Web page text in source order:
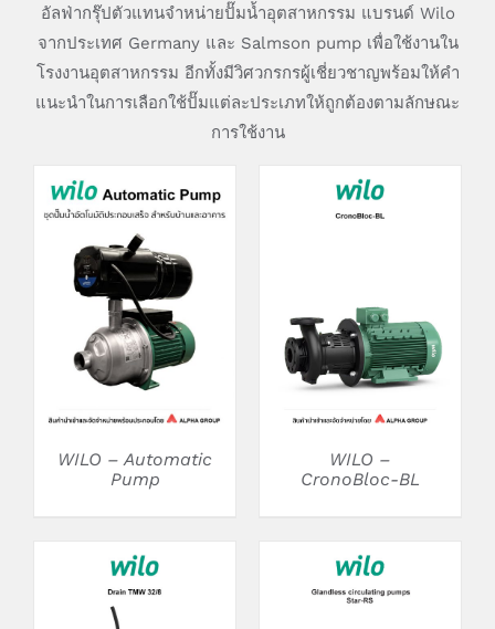
อัลฟ่ากรุ๊ปตัวแทนจำหน่ายปั๊มน้ำอุตสาหกรรม แบรนด์ Wilo
จากประเทศ Germany และ Salmson pump เพื่อใช้งานใน
โรงงานอุตสาหกรรม อีกทั้งมีวิศวกรกรผู้เชี่ยวชาญพร้อมให้คำ
แนะนำในการเลือกใช้ปั๊มแต่ละประเภทให้ถูกต้องตามลักษณะ
การใช้งาน
DETAILS
WILO – Automatic
Pump
WILO –
CronoBloc-BL